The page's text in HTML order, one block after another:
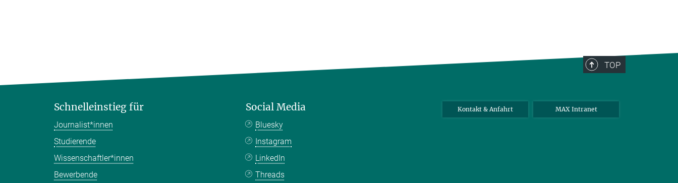
TOP
Schnelleinstieg für
Journalist*innen
Studierende
Wissenschaftler*innen
Bewerbende
Social Media
Bluesky
Instagram
LinkedIn
Threads
Kontakt & Anfahrt MAX Intranet